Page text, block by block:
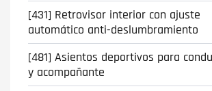
[431] Retrovisor interior con ajuste
automático anti-deslumbramiento
[481] Asientos deportivos para
y acompañante